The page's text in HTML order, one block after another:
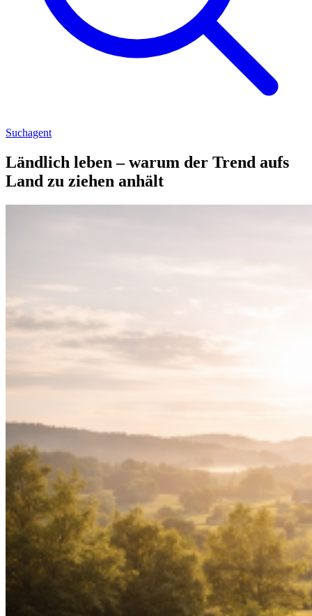
Suchagent
Ländlich leben – warum der Trend aufs
Land zu ziehen anhält